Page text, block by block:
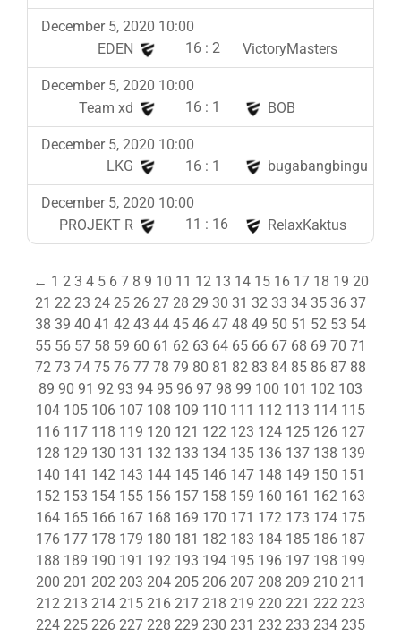
December 5, 2020 10:00
EDEN
16 : 2 VictoryMasters
December 5, 2020 10:00
Team xd
16 : 1 BOB
December 5, 2020 10:00
LKG
16 : 1 bugabangbingu
December 5, 2020 10:00
PROJEKT R
11 : 16 RelaxKaktus
← 1 2 3 4 5 6 7 8 9 10 11 12 13 14 15 16 17 18 19 20
21 22 23 24 25 26 27 28 29 30 31 32 33 34 35 36 37
38 39 40 41 42 43 44 45 46 47 48 49 50 51 52 53 54
55 56 57 58 59 60 61 62 63 64 65 66 67 68 69 70 71
72 73 74 75 76 77 78 79 80 81 82 83 84 85 86 87 88
89 90 91 92 93 94 95 96 97 98 99 100 101 102 103
104 105 106 107 108 109 110 111 112 113 114 115
116 117 118 119 120 121 122 123 124 125 126 127
128 129 130 131 132 133 134 135 136 137 138 139
140 141 142 143 144 145 146 147 148 149 150 151
152 153 154 155 156 157 158 159 160 161 162 163
164 165 166 167 168 169 170 171 172 173 174 175
176 177 178 179 180 181 182 183 184 185 186 187
188 189 190 191 192 193 194 195 196 197 198 199
200 201 202 203 204 205 206 207 208 209 210 211
212 213 214 215 216 217 218 219 220 221 222 223
224 225 226 227 228 229 230 231 232 233 234 235